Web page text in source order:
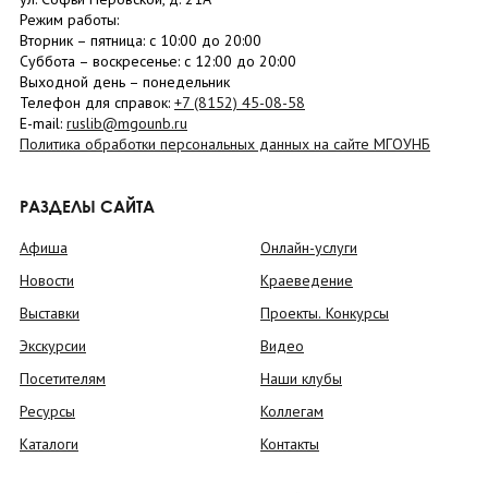
Режим работы:
Вторник – пятница: с 10:00 до 20:00
Суббота – воскресенье: c 12:00 до 20:00
Выходной день – понедельник
Телефон для справок: +7 (8152) 45-08-58
E-mail: ruslib@mgounb.ru
Политика обработки персональных данных на сайте МГОУНБ
РАЗДЕЛЫ САЙТА
Афиша
Новости
Выставки
Экскурсии
Посетителям
Ресурсы
Каталоги
Онлайн-услуги
Краеведение
Проекты. Конкурсы
Видео
Наши клубы
Коллегам
Контакты